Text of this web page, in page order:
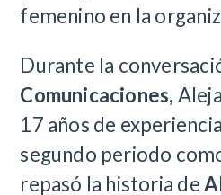
femenino en la
Durante la
Comunicaciones,
17 años de
segundo periodo
repasó la historia de